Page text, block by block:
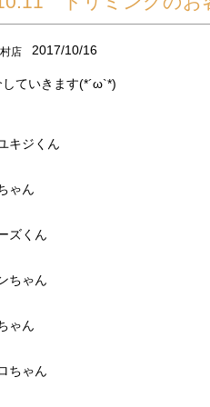
店 2017/10/16
ていきます(*´ω`*)
キジくん
ゃん
ズくん
ちゃん
ゃん
ちゃん